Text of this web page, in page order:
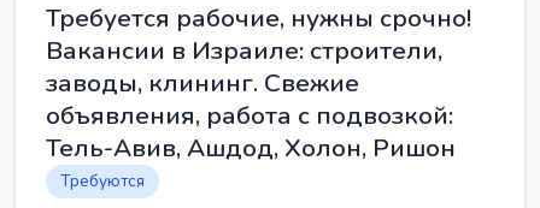
Требуется рабочие, нужны срочно!
Вакансии в Израиле: строители,
заводы, клининг. Свежие
объявления, работа с подвозкой:
Тель-Авив, Ашдод, Холон, Ришон
Требуются